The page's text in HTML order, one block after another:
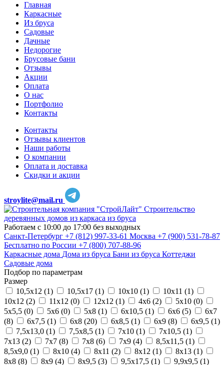
Главная
Каркасные
Из бруса
Садовые
Дачные
Недорогие
Брусовые бани
Отзывы
Акции
Оплата
О нас
Портфолио
Контакты
Контакты
Отзывы клиентов
Наши работы
О компании
Оплата и доставка
Скидки и акции
stroylite@mail.ru
Строительство
деревянных домов из каркаса из бруса
Работаем с 10:00 до 17:00 без выходных
Санкт-Петербург +7 (812) 997-33-61 Москва +7 (900) 531-78-87
Бесплатно по России +7 (800) 707-88-96
Каркасные дома Дома из бруса Бани из бруса Коттеджи
Садовые дома
Подбор по параметрам
Размер
10,5х12 (1) 10,5х17 (1) 10х10 (1) 10х11 (1)
10х12 (2) 11х12 (0) 12х12 (1) 4х6 (2) 5х10 (0)
5х5,5 (0) 5х6 (0) 5х8 (1) 6х10,5 (1) 6х6 (5)
6х7
(8) 6х7,5 (1) 6х8 (20) 6х8,5 (1) 6х9 (8) 6х9,5 (1)
7,5х13,0 (1) 7,5х8,5 (1) 7х10 (1) 7х10,5 (1)
7х13 (2) 7х7 (8) 7х8 (6) 7х9 (4) 8,5х11,5 (1)
8,5х9,0 (1) 8х10 (4) 8х11 (2) 8х12 (1) 8х13 (1)
8х8 (8) 8х9 (4) 8х9,5 (3) 9,5х17,5 (1) 9,9х9,5 (1)